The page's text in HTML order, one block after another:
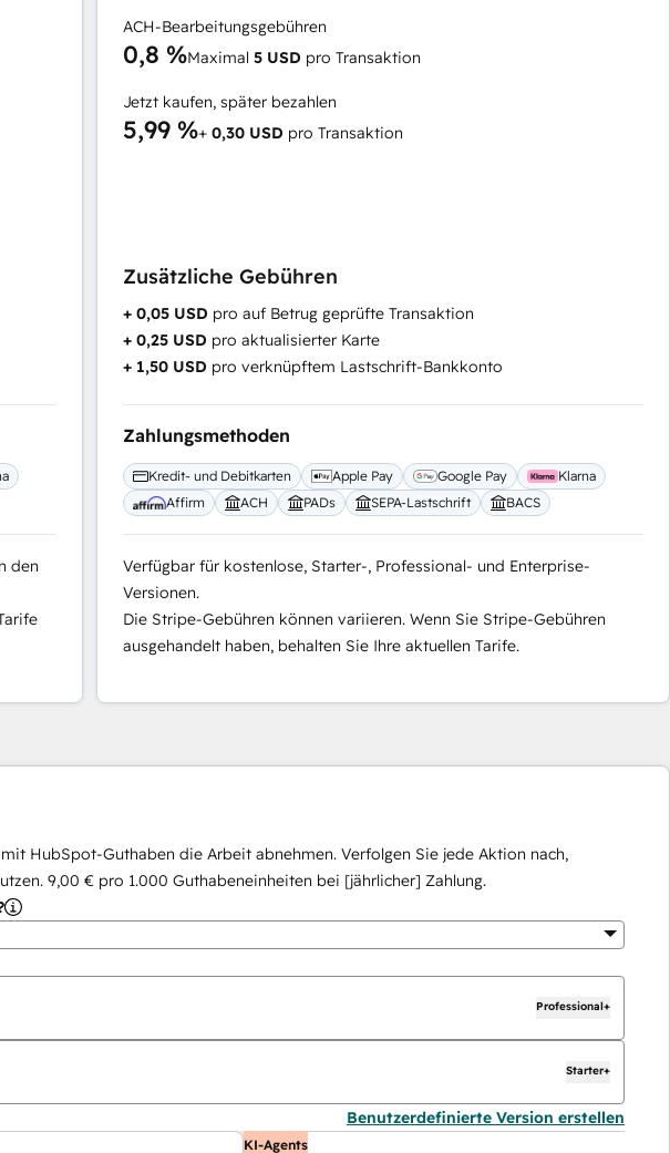
ACH-Bearbeitungsgebühren
0,8 %Maximal 5 USD pro Transaktion
Jetzt kaufen, später bezahlen
5,99 %+ 0,30 USD pro Transaktion
Zusätzliche Gebühren
+ 0,05 USD pro auf Betrug geprüfte Transaktion
+ 0,25 USD pro aktualisierter Karte
+ 1,50 USD pro verknüpftem Lastschrift-Bankkonto
Zahlungsmethoden
Kredit- und Debitkarten Apple Pay Google Pay
Klarna
Affirm
ACH PADs SEPA-Lastschrift BACS
den
Verfügbar für kostenlose, Starter-, Professional- und Enterprise-
Versionen.
Die Stripe-Gebühren können variieren. Wenn Sie Stripe-Gebühren
ausgehandelt haben, behalten Sie Ihre aktuellen Tarife.
HubSpot-Guthaben die Arbeit abnehmen. Verfolgen Sie jede Aktion nach,
9,00 € pro 1.000 Guthabeneinheiten bei [jährlicher] Zahlung.
Professional+
Starter+
Benutzerdefinierte Version erstellen
KI-Agents